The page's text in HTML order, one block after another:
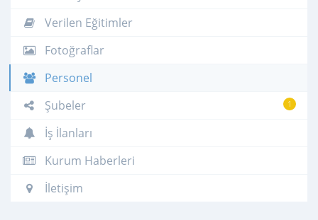
Verilen Eğitimler
Fotoğraflar
Personel
1
Şubeler
İş İlanları
Kurum Haberleri
İletişim